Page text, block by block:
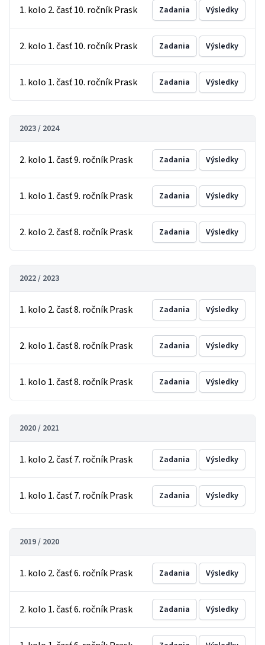
1. kolo 2. časť 10. ročník Prask Zadania Výsledky
2. kolo 1. časť 10. ročník Prask Zadania Výsledky
1. kolo 1. časť 10. ročník Prask Zadania Výsledky
2023 / 2024
2. kolo 1. časť 9. ročník Prask Zadania Výsledky
1. kolo 1. časť 9. ročník Prask Zadania Výsledky
2. kolo 2. časť 8. ročník Prask Zadania Výsledky
2022 / 2023
1. kolo 2. časť 8. ročník Prask Zadania Výsledky
2. kolo 1. časť 8. ročník Prask Zadania Výsledky
1. kolo 1. časť 8. ročník Prask Zadania Výsledky
2020 / 2021
1. kolo 2. časť 7. ročník Prask Zadania Výsledky
1. kolo 1. časť 7. ročník Prask Zadania Výsledky
2019 / 2020
1. kolo 2. časť 6. ročník Prask Zadania Výsledky
2. kolo 1. časť 6. ročník Prask Zadania Výsledky